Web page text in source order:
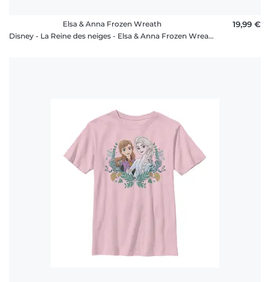
Elsa & Anna Frozen Wreath
Disney - La Reine des neiges - Elsa & Anna Frozen Wreath - Homme T-shirt
19,99 €